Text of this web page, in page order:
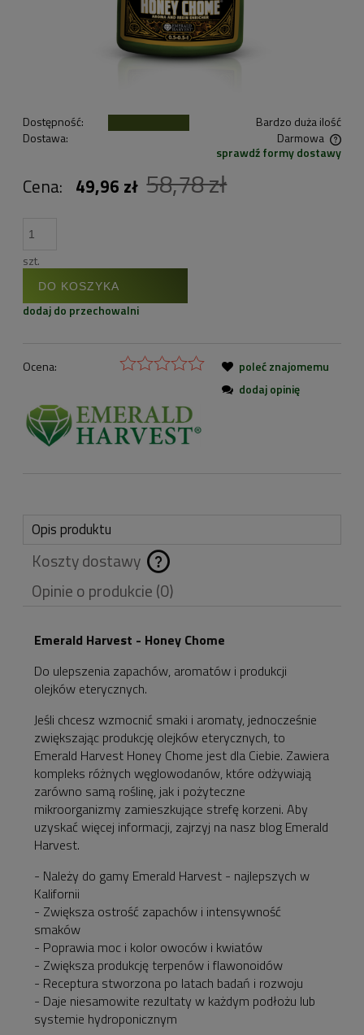
Dostępność:
Bardzo duża ilość
Dostawa:
Darmowa
Cena nie zawiera ewentualnych kosztów płatnościsprawdź formy dostawy
Cena: 49,96 zł 58,78 zł
szt.
DO KOSZYKA
dodaj do przechowalni
Ocena:
poleć znajomemu
dodaj opinię
Opis produktu
Koszty dostawy
Cena nie zawiera
ewentualnych kosztów
płatności
Opinie o produkcie (0)
Emerald Harvest - Honey Chome
Do ulepszenia zapachów, aromatów i produkcji
olejków eterycznych.
Jeśli chcesz wzmocnić smaki i aromaty, jednocześnie
zwiększając produkcję olejków eterycznych, to
Emerald Harvest Honey Chome jest dla Ciebie. Zawiera
kompleks różnych węglowodanów, które odżywiają
zarówno samą roślinę, jak i pożyteczne
mikroorganizmy zamieszkujące strefę korzeni. Aby
uzyskać więcej informacji, zajrzyj na nasz blog Emerald
Harvest.
- Należy do gamy Emerald Harvest - najlepszych w
Kalifornii
- Zwiększa ostrość zapachów i intensywność
smaków
- Poprawia moc i kolor owoców i kwiatów
- Zwiększa produkcję terpenów i flawonoidów
- Receptura stworzona po latach badań i rozwoju
- Daje niesamowite rezultaty w każdym podłożu lub
systemie hydroponicznym